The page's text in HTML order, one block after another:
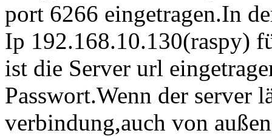
port 6266 eingetragen.In
Ip 192.168.10.130(raspy)
ist die Server url
Passwort.Wenn der server
verbindung,auch von